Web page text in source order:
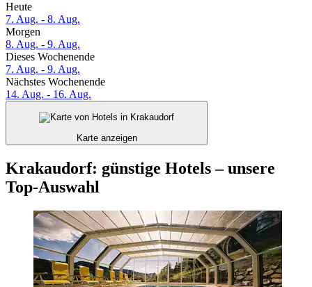
Heute
7. Aug. - 8. Aug.
Morgen
8. Aug. - 9. Aug.
Dieses Wochenende
7. Aug. - 9. Aug.
Nächstes Wochenende
14. Aug. - 16. Aug.
Karte anzeigen
Krakaudorf: günstige Hotels – unsere
Top-Auswahl